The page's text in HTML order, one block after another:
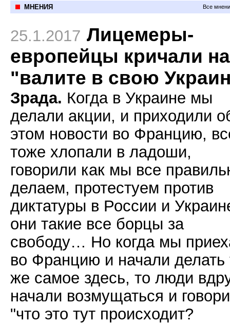
МНЕНИЯ Все
25.1.2017 Лицемеры-
европейцы кричали
"валите в свою
Зрада. Когда в Украине мы
делали акции, и приходили
этом новости во Францию,
тоже хлопали в ладоши,
говорили как мы все
делаем, протестуем против
диктатуры в России и
они такие все борцы за
свободу… Но когда мы
во Францию и начали делать
же самое здесь, то люди
начали возмущаться и
"что это тут происходит?